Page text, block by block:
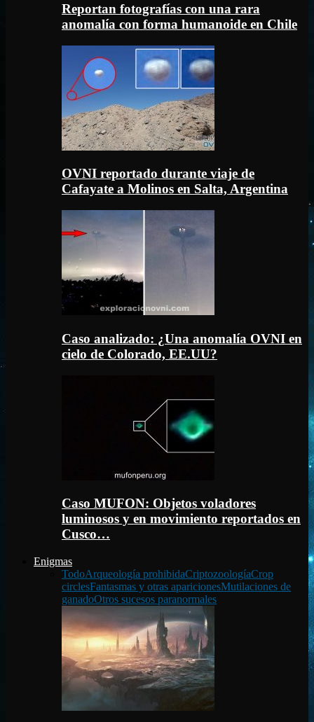
Reportan fotografías con una rara
anomalía con forma humanoide en Chile
OVNI reportado durante viaje de
Cafayate a Molinos en Salta, Argentina
Caso analizado: ¿Una anomalía OVNI en
cielo de Colorado, EE.UU?
Caso MUFON: Objetos voladores
luminosos y en movimiento reportados en
Cusco…
Enigmas
TodoArqueología prohibidaCriptozoologíaCrop
circlesFantasmas y otras aparicionesMutilaciones de
ganadoOtros sucesos paranormales